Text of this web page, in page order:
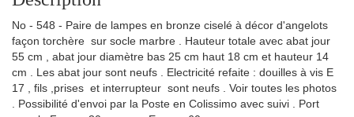
No - 548 - Paire de lampes en bronze ciselé à décor d'angelots
façon torchère sur socle marbre . Hauteur totale avec abat jour
55 cm , abat jour diamètre bas 25 cm haut 18 cm et hauteur 14
cm . Les abat jour sont neufs . Electricité refaite : douilles à vis E
17 , fils ,prises et interrupteur sont neufs . Voir toutes les photos
. Possibilité d'envoi par la Poste en Colissimo avec suivi . Port